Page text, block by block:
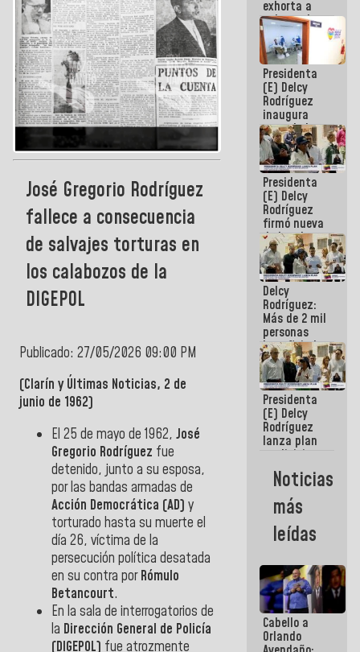
José Gregorio Rodríguez
fallece a consecuencia
de salvajes torturas en
los calabozos de la
DIGEPOL
Publicado: 27/05/2026 09:00 PM
(Clarín y Últimas Noticias, 2 de
junio de 1962)
El 25 de mayo de 1962, José
Gregorio Rodríguez fue
detenido, junto a su esposa,
por las bandas armadas de
Acción Democrática (AD) y
torturado hasta su muerte el
día 26, víctima de la
persecución política desatada
en su contra por Rómulo
Betancourt.
En la sala de interrogatorios de
la Dirección General de Policía
(DIGEPOL) fue atrozmente
exhorta a
gobernadores
y alcaldes a
edificar
casas para
abuelos
Presidenta
(E) Delcy
Rodríguez
inaugura
casa de los
Abuelos
Primavera
en Caracas
Presidenta
(E) Delcy
Rodríguez
firmó nueva
de Ley de
Arrendamiento
aprobada
por la AN
Delcy
Rodríguez:
Más de 2 mil
personas
beneficiadas
con planes
para
atención de
emergencia
sísmica en
la última
semana
Presidenta
(E) Delcy
Rodríguez
lanza plan
crediticio
con subsidio
a Juntas de
Condominio
Noticias
más
leídas
Cabello a
Orlando